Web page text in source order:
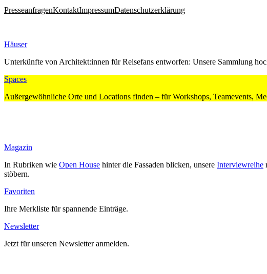
Pres­se­an­fragenKontaktImpressumDaten­schutz­er­klärung
Häuser
Unter­künfte von Architekt:innen für Rei­sefans ent­worfen: Unsere Sammlung
Spaces
Außer­ge­wöhn­liche Orte und Loca­tions finden – für Work­shops, Team­e­vents,
Magazin
In Rubriken wie Open House hinter die Fas­saden blicken, unsere Inter­view­reihe
stöbern.
Favo­riten
Ihre Merk­liste für span­nende Ein­träge.
News­letter
Jetzt für unseren News­letter anmelden.